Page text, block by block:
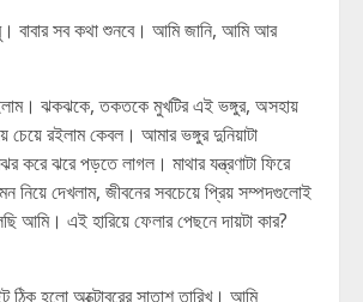
বাবার সব কথা শুনবে। আমি জানি, আমি আর
ঝকঝকে, তকতকে মুখটির এই ভঙ্গুর, অসহায়
চেয়ে রইলাম কেবল। আমার ভঙ্গুর দুনিয়াটা
করে ঝরে পড়তে লাগল। মাথার যন্ত্রণাটা ফিরে
নিয়ে দেখলাম, জীবনের সবচেয়ে প্রিয় সম্পদগুলোই
আমি। এই হারিয়ে ফেলার পেছনে দায়টা কার?
ঠিক হলো অক্টোবরের সাতাশ তারিখ। আমি